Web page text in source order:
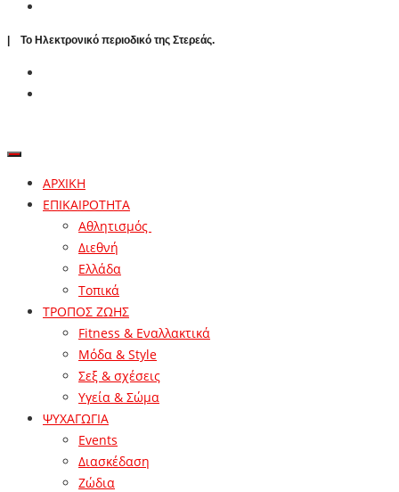
| To Ηλεκτρονικό περιοδικό της Στερεάς.
ΑΡΧΙΚΗ
ΕΠΙΚΑΙΡΟΤΗΤΑ
Αθλητισμός
Διεθνή
Ελλάδα
Τοπικά
ΤΡΟΠΟΣ ΖΩΗΣ
Fitness & Εναλλακτικά
Μόδα & Style
Σεξ & σχέσεις
Υγεία & Σώμα
ΨΥΧΑΓΩΓΙΑ
Events
Διασκέδαση
Ζώδια